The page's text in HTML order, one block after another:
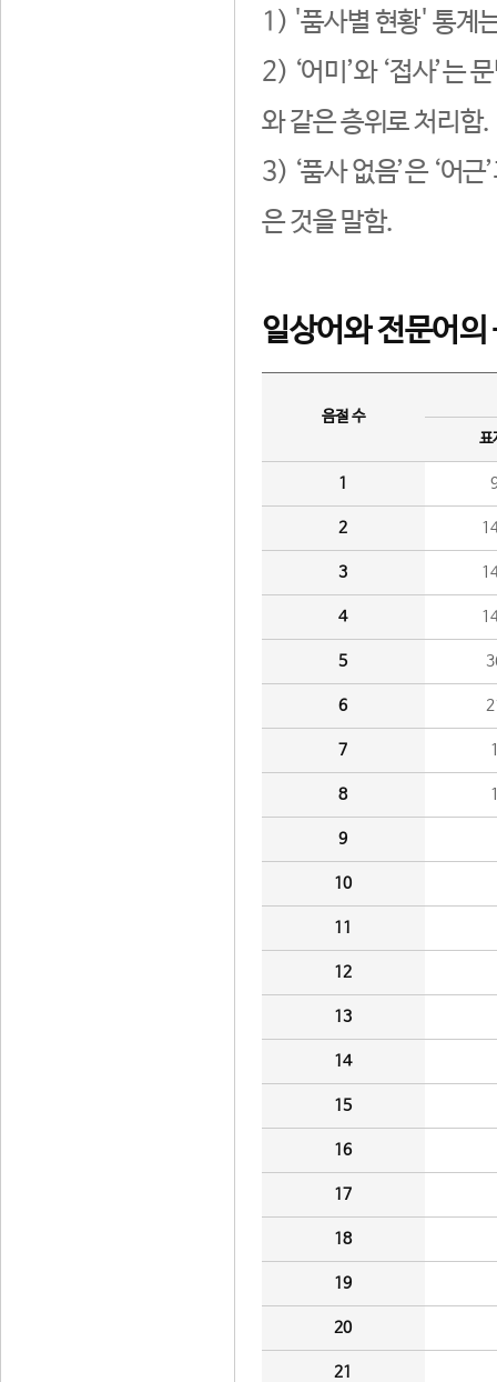
1) '품사별 현황' 통계
2) ‘어미’와 ‘접사’는
와 같은 층위로 처리함.
3) ‘품사 없음’은 ‘어
은 것을 말함.
일상어와 전문어의
음절 수
표
1
2
3
4
5
6
7
8
9
10
11
12
13
14
15
16
17
18
19
20
21